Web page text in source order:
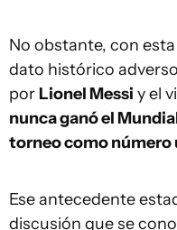
No obstante, con
dato histórico
por Lionel Messi y el
nunca ganó el
torneo como número
Ese antecedente
discusión que se